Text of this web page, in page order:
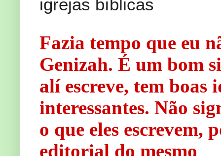
igrejas bíblicas
Fazia tempo que eu
Genizah. É um bom
alí escreve, tem boas
interessantes. Não
o que eles escrevem,
editorial do mesmo